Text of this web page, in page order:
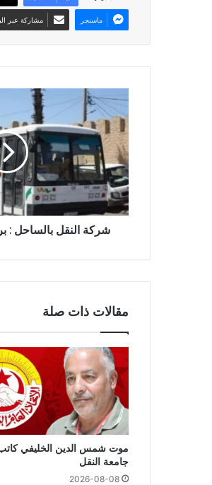
ماسنجر مشاركة عبر
شركة النقل بالساحل
مقالات ذات صلة
موت شمس الدين الخليفي
جامعة النقل
2026-08-08